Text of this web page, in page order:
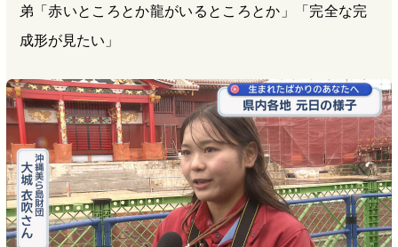
弟「赤いところとか龍がいるところとか」「完全な完
成形が見たい」